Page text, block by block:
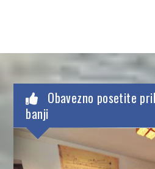
Obavezno posetite
banji